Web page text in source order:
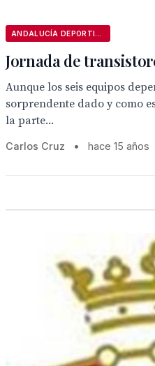
Jornada de
Aunque los seis equipos
sorprendente dado y como
la parte...
Carlos Cruz • hace 15 años